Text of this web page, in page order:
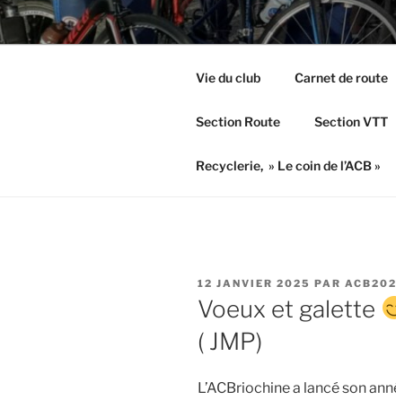
Vie du club Carnet de route
Section Route Section VTT
Recyclerie, » Le coin de l’ACB »
PUBLIÉ
LE
12 JANVIER 2025 PAR
Voeux et galette
( JMP)
L’ACBriochine a lancé son